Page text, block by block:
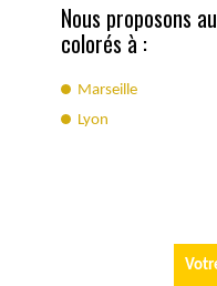
Nous proposons
colorés à :
Marseille
Lyon